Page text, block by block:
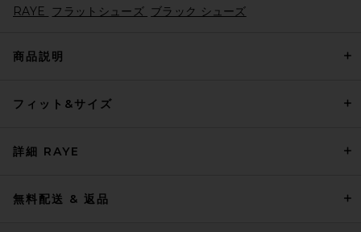
Helsa Puffy Slide in Tan
RAYE
フラットシューズ ブラック シューズ
商品説明
フィット&サイズ
詳細 RAYE
無料配送 & 返品